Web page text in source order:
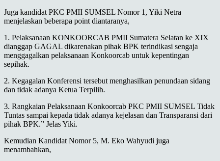
Juga kandidat PKC PMII SUMSEL Nomor 1, Yiki Netra
menjelaskan beberapa point diantaranya,
1. Pelaksanaan KONKOORCAB PMII Sumatera Selatan ke XIX
dianggap GAGAL dikarenakan pihak BPK terindikasi sengaja
menggagalkan pelaksanaan Konkoorcab untuk kepentingan
sepihak.
2. Kegagalan Konferensi tersebut menghasilkan penundaan sidang
dan tidak adanya Ketua Terpilih.
3. Rangkaian Pelaksanaan Konkoorcab PKC PMII SUMSEL Tidak
Tuntas sampai kepada tidak adanya kejelasan dan Transparansi dari
pihak BPK.” Jelas Yiki.
Kemudian Kandidat Nomor 5, M. Eko Wahyudi juga
menambahkan,